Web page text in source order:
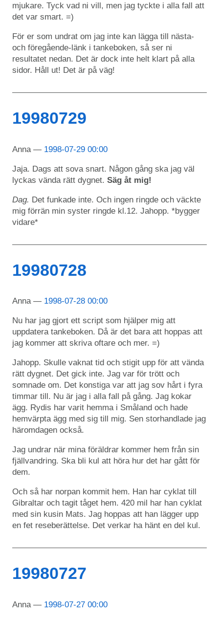
mjukare. Tyck vad ni vill, men jag tyckte i alla fall att
det var smart. =)
För er som undrat om jag inte kan lägga till nästa-
och föregående-länk i tankeboken, så ser ni
resultatet nedan. Det är dock inte helt klart på alla
sidor. Håll ut! Det är på väg!
19980729
Anna 1998-07-29 00:00
Jaja. Dags att sova snart. Någon gång ska jag väl
lyckas vända rätt dygnet. Säg åt mig!
Dag. Det funkade inte. Och ingen ringde och väckte
mig förrän min syster ringde kl.12. Jahopp. *bygger
vidare*
19980728
Anna 1998-07-28 00:00
Nu har jag gjort ett script som hjälper mig att
uppdatera tankeboken. Då är det bara att hoppas att
jag kommer att skriva oftare och mer. =)
Jahopp. Skulle vaknat tid och stigit upp för att vända
rätt dygnet. Det gick inte. Jag var för trött och
somnade om. Det konstiga var att jag sov hårt i fyra
timmar till. Nu är jag i alla fall på gång. Jag kokar
ägg. Rydis har varit hemma i Småland och hade
hemvärpta ägg med sig till mig. Sen storhandlade jag
häromdagen också.
Jag undrar när mina föräldrar kommer hem från sin
fjällvandring. Ska bli kul att höra hur det har gått för
dem.
Och så har norpan kommit hem. Han har cyklat till
Gibraltar och tagit tåget hem. 420 mil har han cyklat
med sin kusin Mats. Jag hoppas att han lägger upp
en fet reseberättelse. Det verkar ha hänt en del kul.
19980727
Anna 1998-07-27 00:00